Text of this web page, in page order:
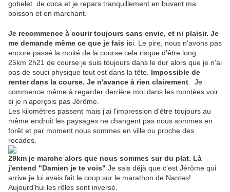
gobelet de coca et je repars tranquillement en buvant ma
boisson et en marchant.
Je recommence à courir toujours sans envie, et ni plaisir. Je
me demande même ce que je fais ici. Le pire, nous n'avons pas
encore passé la moité de la course cela risque d'être long.
25km 2h21 de course je suis toujours dans le dur alors que je n'ai
pas de souci physique tout est dans la tête. Impossible de
renter dans la course. Je n'avance à rien clairement . Je
commence même à regarder derrière moi dans les montées voir
si je n’aperçois pas Jérôme.
Les kilomètres passent mais j'ai l'impression d'être toujours au
même endroit les paysages ne changent pas nous sommes en
forêt et par moment nous sommes en ville ou proche des
rocades.
29km je marche alors que nous sommes sur du plat. Là
j'entend "Damien je te vois" Je sais déjà que c'est Jérôme qui
arrive je lui avais fait le coup sur le marathon de Nantes!
Aujourd'hui les rôles sont inversé.